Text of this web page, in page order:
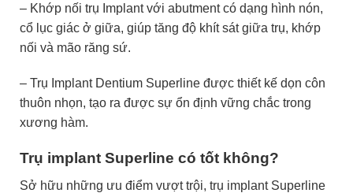
– Khớp nối trụ Implant với abutment có dạng hình nón,
cổ lục giác ở giữa, giúp tăng độ khít sát giữa trụ, khớp
nối và mão răng sứ.
– Trụ Implant Dentium Superline được thiết kế dọn côn
thuôn nhọn, tạo ra được sự ổn định vững chắc trong
xương hàm.
Trụ implant Superline có tốt không?
Sở hữu những ưu điểm vượt trội, trụ implant Superline